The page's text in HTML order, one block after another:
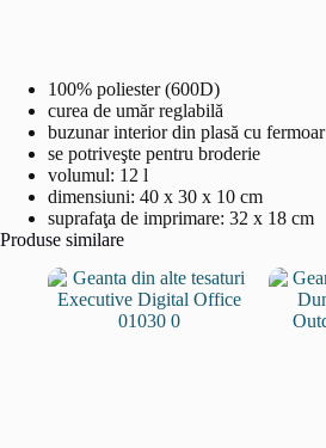
100% poliester (600D)
curea de umăr reglabilă
buzunar interior din plasă cu fermoar
se potriveşte pentru broderie
volumul: 12 l
dimensiuni: 40 x 30 x 10 cm
suprafaţa de imprimare: 32 x 18 cm
Produse similare